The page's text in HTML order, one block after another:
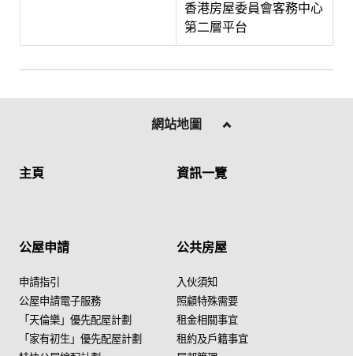
香港房屋委員會客務中心
第二層平台
網站地圖
主頁 資訊一覽
公屋申請
申請指引
公屋申請電子服務
「天倫樂」優先配屋計劃
「家有初生」優先配屋計劃
公共房屋
入伙須知
照顧特殊需要
租金相關事宜
租約及戶籍事宜